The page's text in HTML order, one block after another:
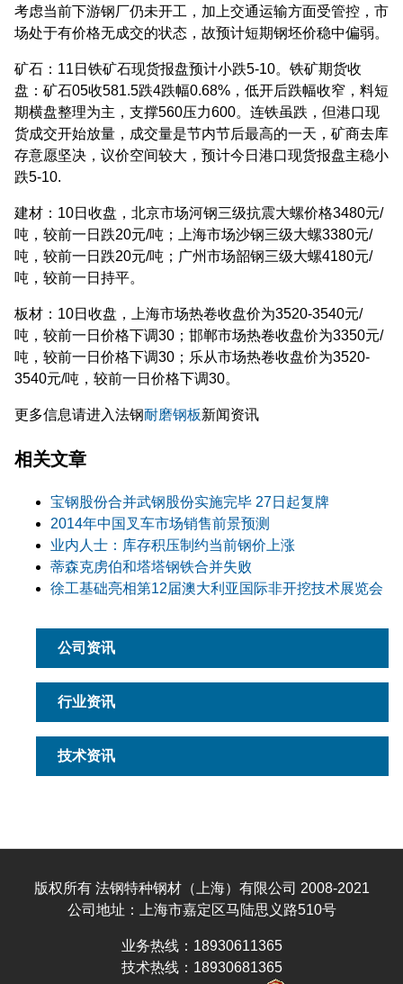
考虑当前下游钢厂仍未开工，加上交通运输方面受管控，市
场处于有价格无成交的状态，故预计短期钢坯价稳中偏弱。
矿石：11日铁矿石现货报盘预计小跌5-10。铁矿期货收
盘：矿石05收581.5跌4跌幅0.68%，低开后跌幅收窄，料短
期横盘整理为主，支撑560压力600。连铁虽跌，但港口现
货成交开始放量，成交量是节内节后最高的一天，矿商去库
存意愿坚决，议价空间较大，预计今日港口现货报盘主稳小
跌5-10.
建材：10日收盘，北京市场河钢三级抗震大螺价格3480元/
吨，较前一日跌20元/吨；上海市场沙钢三级大螺3380元/
吨，较前一日跌20元/吨；广州市场韶钢三级大螺4180元/
吨，较前一日持平。
板材：10日收盘，上海市场热卷收盘价为3520-3540元/
吨，较前一日价格下调30；邯郸市场热卷收盘价为3350元/
吨，较前一日价格下调30；乐从市场热卷收盘价为3520-
3540元/吨，较前一日价格下调30。
更多信息请进入法钢耐磨钢板新闻资讯
相关文章
宝钢股份合并武钢股份实施完毕 27日起复牌
2014年中国叉车市场销售前景预测
业内人士：库存积压制约当前钢价上涨
蒂森克虏伯和塔塔钢铁合并失败
徐工基础亮相第12届澳大利亚国际非开挖技术展览会
公司资讯
行业资讯
技术资讯
版权所有 法钢特种钢材（上海）有限公司 2008-2021
公司地址：上海市嘉定区马陆思义路510号
业务热线：18930611365
技术热线：18930681365